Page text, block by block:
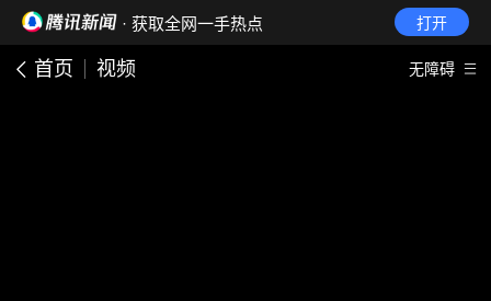
· 获取全网一手热点 打开
首页 视频 无障碍